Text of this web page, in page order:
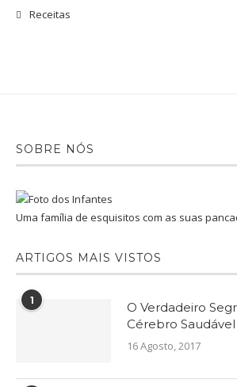
Receitas
SOBRE NÓS
Uma família de esquisitos com as suas
ARTIGOS MAIS VISTOS
1
O Verdadeiro
Cérebro Saudável
16 Agosto, 2017